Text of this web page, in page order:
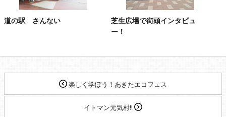
道の駅 さんない
芝生広場で街頭インタビュ
ー！
楽しく学ぼう！あきたエコフェス
イトマン元気村!!